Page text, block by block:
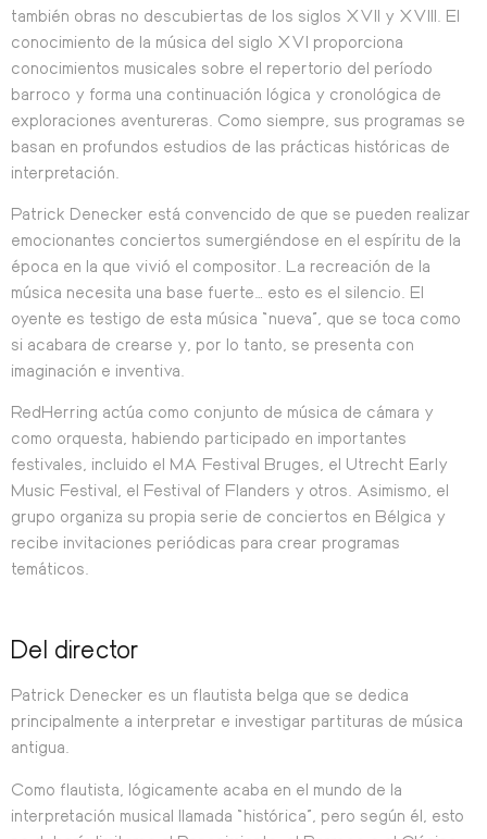
también obras no descubiertas de los siglos XVII y XVIII. El
conocimiento de la música del siglo XVI proporciona
conocimientos musicales sobre el repertorio del período
barroco y forma una continuación lógica y cronológica de
exploraciones aventureras. Como siempre, sus programas se
basan en profundos estudios de las prácticas históricas de
interpretación.
Patrick Denecker está convencido de que se pueden realizar
emocionantes conciertos sumergiéndose en el espíritu de la
época en la que vivió el compositor. La recreación de la
música necesita una base fuerte… esto es el silencio. El
oyente es testigo de esta música “nueva”, que se toca como
si acabara de crearse y, por lo tanto, se presenta con
imaginación e inventiva.
RedHerring actúa como conjunto de música de cámara y
como orquesta, habiendo participado en importantes
festivales, incluido el MA Festival Bruges, el Utrecht Early
Music Festival, el Festival of Flanders y otros. Asimismo, el
grupo organiza su propia serie de conciertos en Bélgica y
recibe invitaciones periódicas para crear programas
temáticos.
Del director
Patrick Denecker es un flautista belga que se dedica
principalmente a interpretar e investigar partituras de música
antigua.
Como flautista, lógicamente acaba en el mundo de la
interpretación musical llamada “histórica”, pero según él, esto